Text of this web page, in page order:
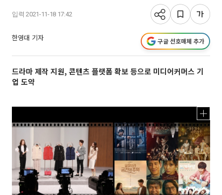
입력 2021-11-18 17:42
한영대 기자 구글 선호매체 추가
드라마 제작 지원, 콘텐츠 플랫폼 확보 등으로 미디어커머스 기
업 도약